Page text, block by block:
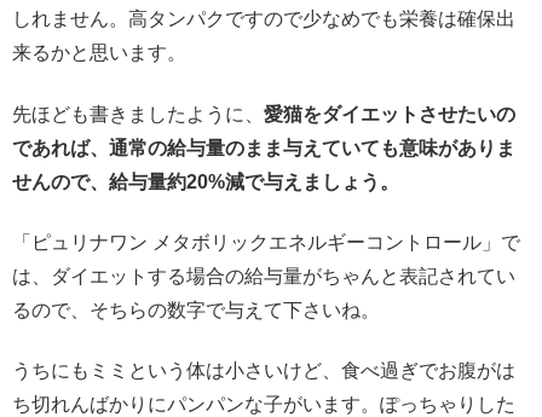
しれません。高タンパクですので少なめでも栄養は確保出
来るかと思います。
先ほども書きましたように、 愛猫をダイエットさせたいの
であれば、通常の給与量のまま与えていても意味がありま
せんので、給与量約20%減で与えましょう。
「ピュリナワン メタボリックエネルギーコントロール」で
は、ダイエットする場合の給与量がちゃんと表記されてい
るので、そちらの数字で与えて下さいね。
うちにもミミという体は小さいけど、食べ過ぎでお腹がは
ち切れんばかりにパンパンな子がいます。ぽっちゃりした